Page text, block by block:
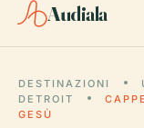
Audiala
DESTINAZIONI
DETROIT
GESÙ